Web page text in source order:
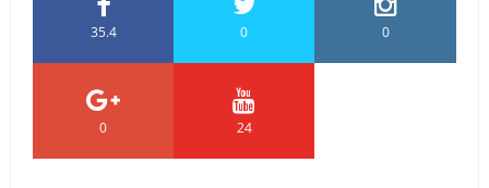
35.4 0 0
0 24